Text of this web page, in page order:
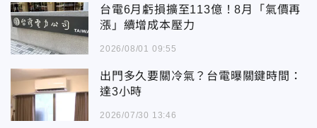
台電6月虧損擴至113億！8月「氣價再
漲」續增成本壓力
2026/08/01 09:55
出門多久要關冷氣？台電曝關鍵時間：
達3小時
2026/07/30 13:46